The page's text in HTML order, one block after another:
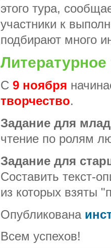
этого тура,
участники к
подбирают много
Литературное
С 9 ноября
творчество.
Задание для
чтение по ролям
Задание для
Составить текст-
из которых взяты
Опубликована
Всем успехов!